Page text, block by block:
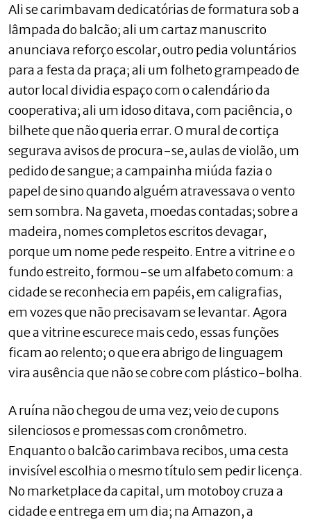
Ali se carimbavam dedicatórias de formatura sob a
lâmpada do balcão; ali um cartaz manuscrito
anunciava reforço escolar, outro pedia voluntários
para a festa da praça; ali um folheto grampeado de
autor local dividia espaço com o calendário da
cooperativa; ali um idoso ditava, com paciência, o
bilhete que não queria errar. O mural de cortiça
segurava avisos de procura-se, aulas de violão, um
pedido de sangue; a campainha miúda fazia o
papel de sino quando alguém atravessava o vento
sem sombra. Na gaveta, moedas contadas; sobre a
madeira, nomes completos escritos devagar,
porque um nome pede respeito. Entre a vitrine e o
fundo estreito, formou-se um alfabeto comum: a
cidade se reconhecia em papéis, em caligrafias,
em vozes que não precisavam se levantar. Agora
que a vitrine escurece mais cedo, essas funções
ficam ao relento; o que era abrigo de linguagem
vira ausência que não se cobre com plástico-bolha.
A ruína não chegou de uma vez; veio de cupons
silenciosos e promessas com cronômetro.
Enquanto o balcão carimbava recibos, uma cesta
invisível escolhia o mesmo título sem pedir licença.
No marketplace da capital, um motoboy cruza a
cidade e entrega em um dia; na Amazon, a